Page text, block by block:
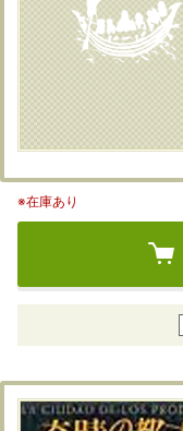
※在庫あり